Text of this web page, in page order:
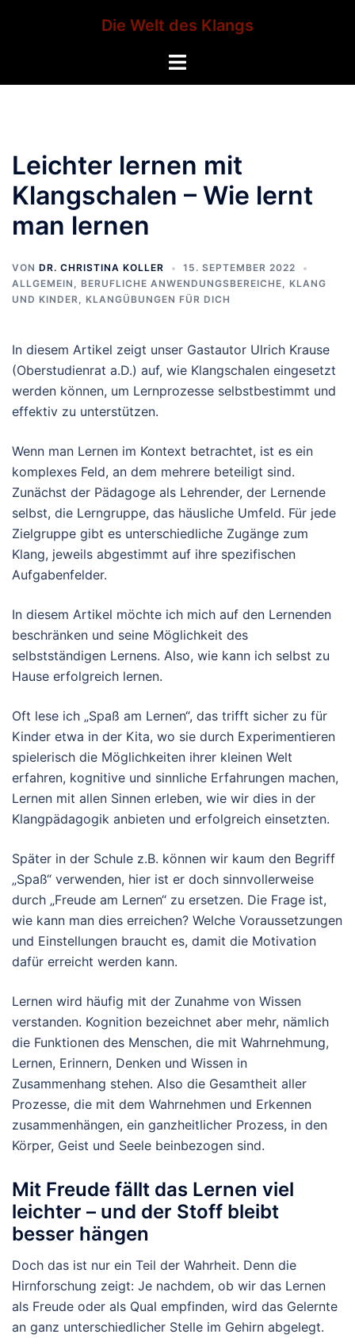
Die Welt des Klangs
Menü
Leichter lernen mit
Klangschalen – Wie lernt
man lernen
VON DR. CHRISTINA KOLLER
15. SEPTEMBER 2022
ALLGEMEIN , BERUFLICHE ANWENDUNGSBEREICHE, KLANG
UND KINDER, KLANGÜBUNGEN FÜR DICH
In diesem Artikel zeigt unser Gastautor Ulrich Krause
(Oberstudienrat a.D.) auf, wie Klangschalen eingesetzt
werden können, um Lernprozesse selbstbestimmt und
effektiv zu unterstützen.
Wenn man Lernen im Kontext betrachtet, ist es ein
komplexes Feld, an dem mehrere beteiligt sind.
Zunächst der Pädagoge als Lehrender, der Lernende
selbst, die Lerngruppe, das häusliche Umfeld. Für jede
Zielgruppe gibt es unterschiedliche Zugänge zum
Klang, jeweils abgestimmt auf ihre spezifischen
Aufgabenfelder.
In diesem Artikel möchte ich mich auf den Lernenden
beschränken und seine Möglichkeit des
selbstständigen Lernens. Also, wie kann ich selbst zu
Hause erfolgreich lernen.
Oft lese ich „Spaß am Lernen“, das trifft sicher zu für
Kinder etwa in der Kita, wo sie durch Experimentieren
spielerisch die Möglichkeiten ihrer kleinen Welt
erfahren, kognitive und sinnliche Erfahrungen machen,
Lernen mit allen Sinnen erleben, wie wir dies in der
Klangpädagogik anbieten und erfolgreich einsetzten.
Später in der Schule z.B. können wir kaum den Begriff
„Spaß“ verwenden, hier ist er doch sinnvollerweise
durch „Freude am Lernen“ zu ersetzen. Die Frage ist,
wie kann man dies erreichen? Welche Voraussetzungen
und Einstellungen braucht es, damit die Motivation
dafür erreicht werden kann.
Lernen wird häufig mit der Zunahme von Wissen
verstanden. Kognition bezeichnet aber mehr, nämlich
die Funktionen des Menschen, die mit Wahrnehmung,
Lernen, Erinnern, Denken und Wissen in
Zusammenhang stehen. Also die Gesamtheit aller
Prozesse, die mit dem Wahrnehmen und Erkennen
zusammenhängen, ein ganzheitlicher Prozess, in den
Körper, Geist und Seele beinbezogen sind.
Mit Freude fällt das Lernen viel
leichter – und der Stoff bleibt
besser hängen
Doch das ist nur ein Teil der Wahrheit. Denn die
Hirnforschung zeigt: Je nachdem, ob wir das Lernen
als Freude oder als Qual empfinden, wird das Gelernte
an ganz unterschiedlicher Stelle im Gehirn abgelegt.